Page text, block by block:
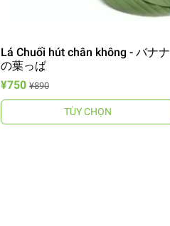
Lá Chuối hút chân không - バナナ
の葉っぱ
¥750 ¥890
TÙY CHỌN